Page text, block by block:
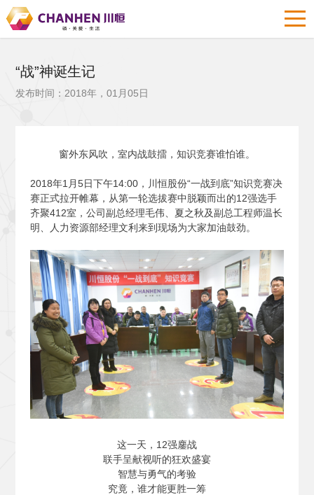
“战”神诞生记
发布时间：2018年，01月05日
窗外东风吹，室内战鼓擂，知识竞赛谁怕谁。
2018年1月5日下午14:00，川恒股份“一战到底”知识竞赛决
赛正式拉开帷幕，从第一轮选拔赛中脱颖而出的12强选手
齐聚412室，公司副总经理毛伟、夏之秋及副总工程师温长
明、人力资源部经理文利来到现场为大家加油鼓劲。
这一天，12强鏖战
联手呈献视听的狂欢盛宴
智慧与勇气的考验
究竟，谁才能更胜一筹